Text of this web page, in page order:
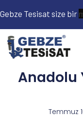
Gebze Tesisat size bir
Anadolu
Temmuz